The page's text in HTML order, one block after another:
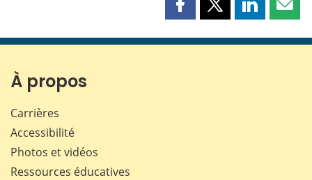
Partager
page
Partager
page
Partager
page page
À propos
Carrières
Accessibilité
Photos et vidéos
Ressources éducatives